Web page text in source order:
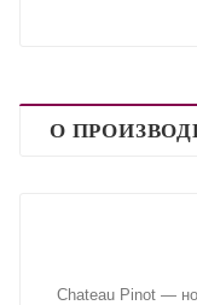
О
Chateau Pinot —